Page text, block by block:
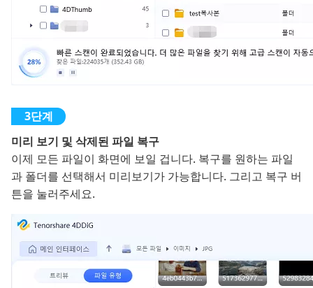
미리 보기 및 삭제된 파일 복구
이제 모든 파일이 화면에 보일 겁니다. 복구를 원하는 파일
과 폴더를 선택해서 미리보기가 가능합니다. 그리고 복구 버
튼을 눌러주세요.